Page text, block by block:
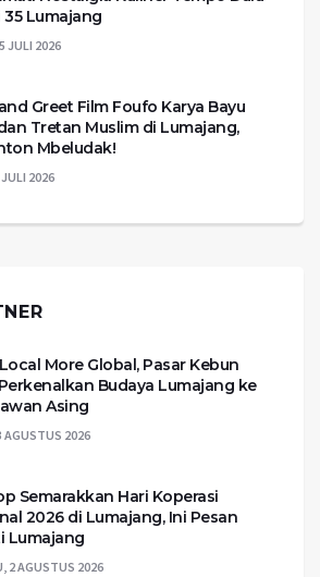
35 Lumajang
JULI 2026
Greet Film Foufo Karya Bayu
Tretan Muslim di Lumajang,
Mbeludak!
2026
More Global, Pasar Kebun
Budaya Lumajang ke
Asing
AGUSTUS 2026
Semarakkan Hari Koperasi
2026 di Lumajang, Ini Pesan
Lumajang
2 AGUSTUS 2026